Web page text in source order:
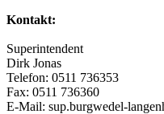
Kontakt:
Superintendent
Dirk Jonas
Telefon: 0511 736353
Fax: 0511 736360
E-Mail: sup.burgwedel-